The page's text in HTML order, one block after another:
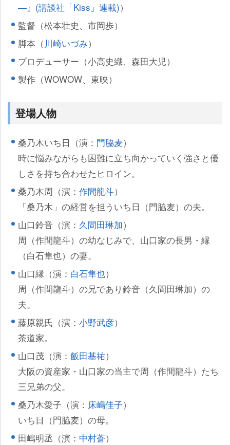
―』(講談社「Kiss」連載)）
監督（松本壮史、市岡歩）
脚本（ 川崎いづみ）
プロデューサー（小高史織、森田大児）
製作（WOWOW、東映）
登場人物
桑乃木いち日（演： 門脇麦）
時に悩みながらも困難に立ち向かっていく強さと優
しさを持ち合わせたヒロイン。
桑乃木周（演： 作間龍斗）
「桑乃木」の経営を担ういち日（門脇麦）の夫。
山口鈴音（演： 久間田琳加）
周（作間龍斗）の幼なじみで、山口家の長男・縁
（白石隼也）の妻。
山口縁（演： 白石隼也）
周（作間龍斗）の兄であり鈴音（久間田琳加）の
夫。
藤原親氏（演： 小野武彦）
茶道家。
山口茂（演： 飯田基祐）
大阪の資産家・山口家の当主で周（作間龍斗）たち
三兄弟の父。
桑乃木愛子（演： 床嶋佳子）
いち日（門脇麦）の母。
田嶋明丞（演： 中村蒼）